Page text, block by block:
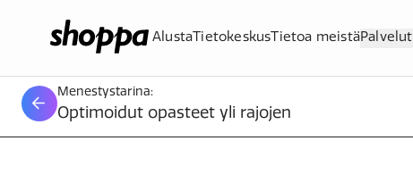
Alusta Tietokeskus Tietoa meistäPalvelut
Menestystarina:
Optimoidut opasteet yli rajojen